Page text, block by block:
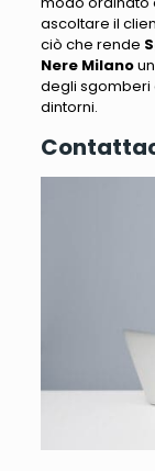
ascoltare il
ciò che rende
Nere Milano
degli sgomberi
dintorni.